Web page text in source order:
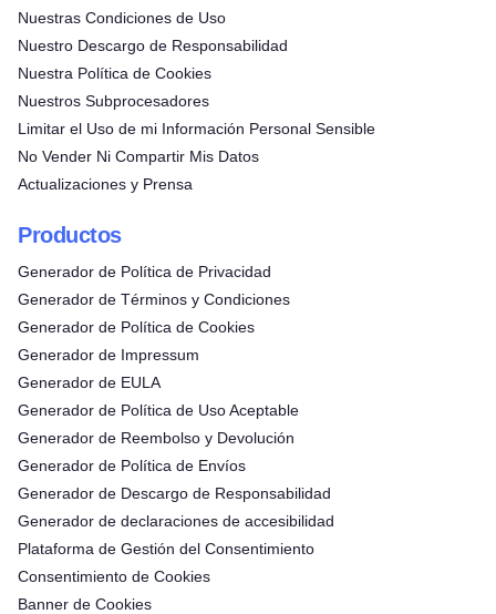
Nuestras Condiciones de Uso
Nuestro Descargo de Responsabilidad
Nuestra Política de Cookies
Nuestros Subprocesadores
Limitar el Uso de mi Información Personal Sensible
No Vender Ni Compartir Mis Datos
Actualizaciones y Prensa
Productos
Generador de Política de Privacidad
Generador de Términos y Condiciones
Generador de Política de Cookies
Generador de Impressum
Generador de EULA
Generador de Política de Uso Aceptable
Generador de Reembolso y Devolución
Generador de Política de Envíos
Generador de Descargo de Responsabilidad
Generador de declaraciones de accesibilidad
Plataforma de Gestión del Consentimiento
Consentimiento de Cookies
Banner de Cookies